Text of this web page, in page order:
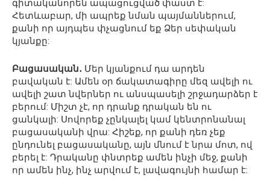
գիտականորեն ապացուցված փաստ է:
Հետևաբար, մի ապրեք նման պայմաններում,
քանի որ այդպես փչացնում եք Ձեր սեփական
կյանքը:
Բացասական․ Մեր կյանքում դա արդեն
բավական է: Ամեն օր ճակատագիրը մեզ ավելի ու
ավելի շատ նվերներ ու անսպասելի շրջադարձեր է
բերում: Միշտ չէ, որ դրանք դրական են ու
ցանկալի: Սովորեք չընկալել կամ կենտրոնանալ
բացասականի վրա: Հիշեք, որ քանի դեռ չեք
ընդունել բացասականը, այն մնում է նրա մոտ, ով
բերել է: Դրականը փնտրեք ամեն ինչի մեջ, քանի
որ ամեն ինչ, ինչ արվում է, լավագույնի համար է: